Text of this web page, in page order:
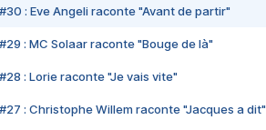
#30 : Eve Angeli raconte "Avant de partir"
#29 : MC Solaar raconte "Bouge de là"
#28 : Lorie raconte "Je vais vite"
#27 : Christophe Willem raconte "Jacques a dit"